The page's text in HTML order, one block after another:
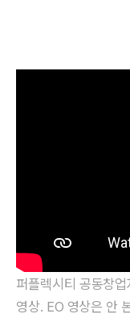
퍼플렉시티 공동창
영상. EO 영상은 안